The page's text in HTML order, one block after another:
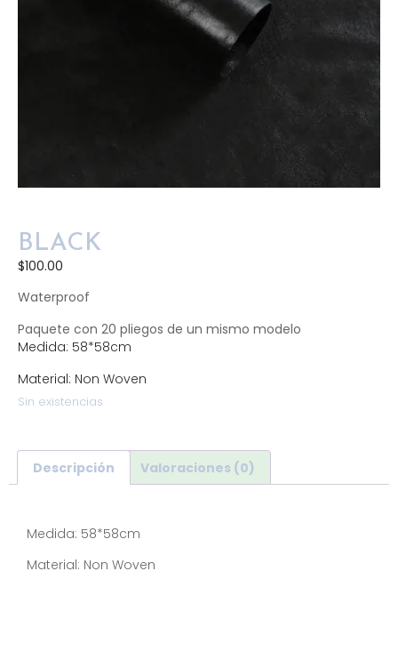
BLACK
$100.00
Waterproof
Paquete con 20 pliegos de un mismo modelo
Medida: 58*58cm
Material: Non Woven
Sin existencias
Descripción Valoraciones (0)
Medida: 58*58cm
Material: Non Woven